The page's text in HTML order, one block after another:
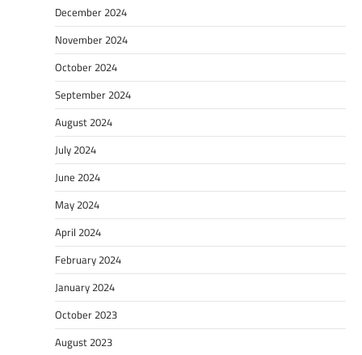
December 2024
November 2024
October 2024
September 2024
August 2024
July 2024
June 2024
May 2024
April 2024
February 2024
January 2024
October 2023
August 2023